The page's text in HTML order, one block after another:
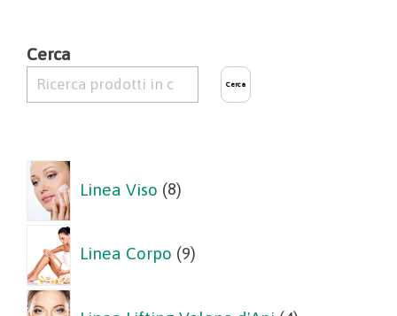
Cerca
Cerca
Linea Viso 8prodotti
Linea Corpo 9prodotti